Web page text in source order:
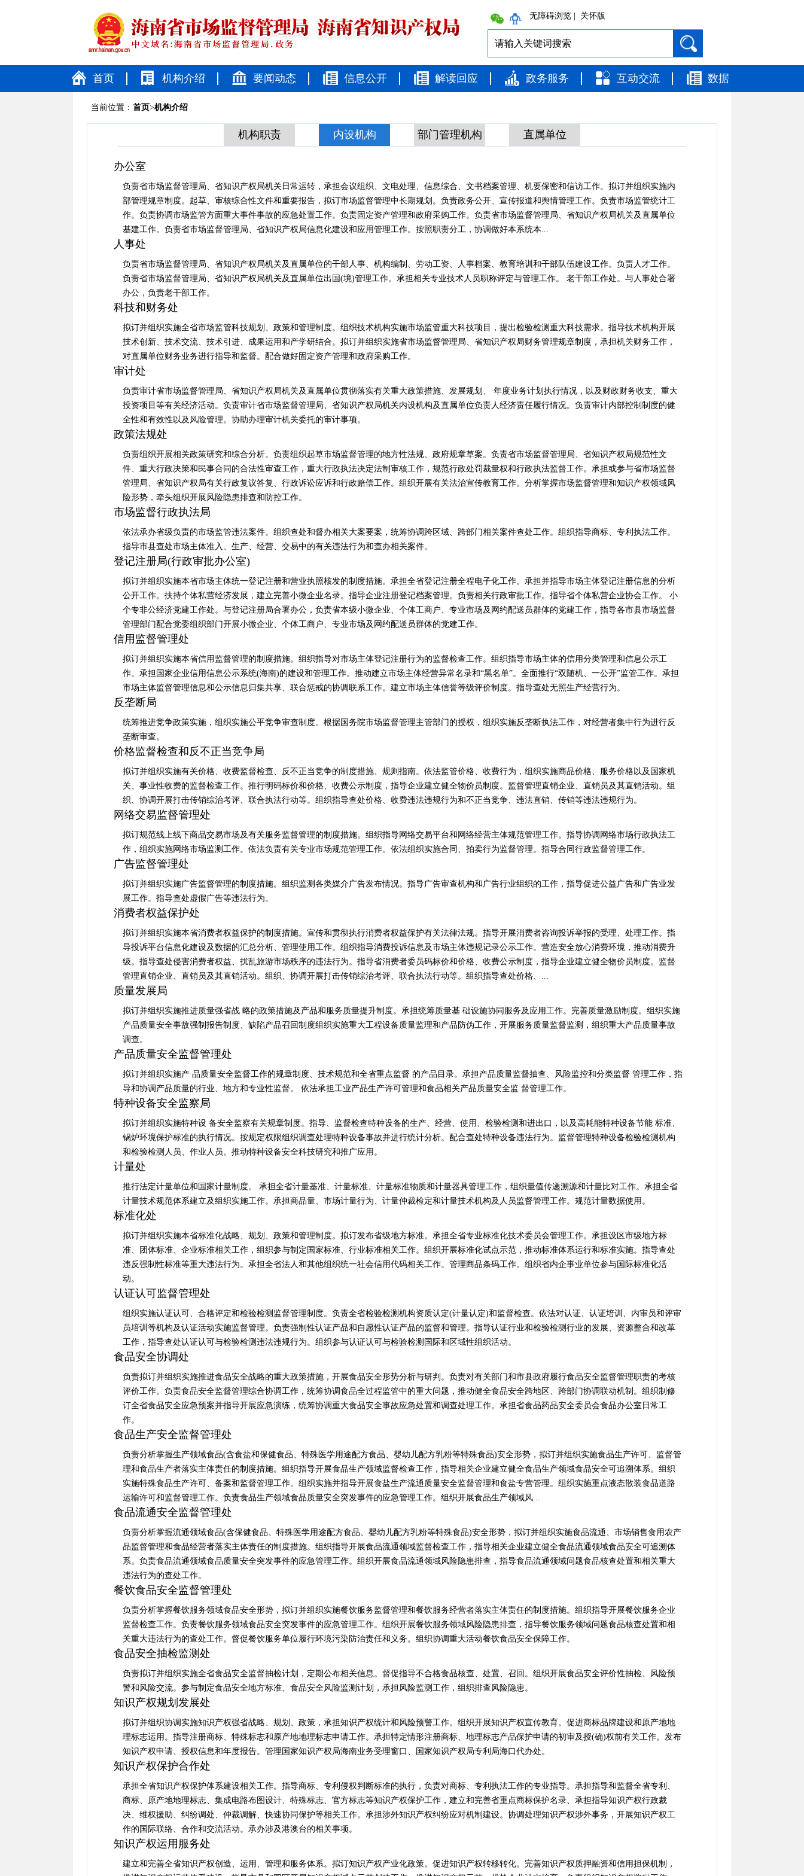
无障碍浏览 | 关怀版
首页 机构介绍 要闻动态 信息公开 解读回应 政务服务 互动交流 数据
当前位置： 首页>机构介绍
机构职责 内设机构 部门管理机构 直属单位
办公室
负责省市场监督管理局、省知识产权局机关日常运转，承担会议组织、文电处理、信息综合、文书档案管理、机要保密和信访工作。拟订并组织实施内
部管理规章制度。起草、审核综合性文件和重要报告，拟订市场监督管理中长期规划。负责政务公开、宣传报道和舆情管理工作。负责市场监管统计工
作。负责协调市场监管方面重大事件事故的应急处置工作。负责固定资产管理和政府采购工作。负责省市场监督管理局、省知识产权局机关及直属单位
基建工作。负责省市场监督管理局、省知识产权局信息化建设和应用管理工作。按照职责分工，协调做好本系统本...
人事处
负责省市场监督管理局、省知识产权局机关及直属单位的干部人事、机构编制、劳动工资、人事档案、教育培训和干部队伍建设工作。负责人才工作。
负责省市场监督管理局、省知识产权局机关及直属单位出国(境)管理工作。承担相关专业技术人员职称评定与管理工作。 老干部工作处。与人事处合署
办公，负责老干部工作。
科技和财务处
拟订并组织实施全省市场监管科技规划、政策和管理制度。组织技术机构实施市场监管重大科技项目，提出检验检测重大科技需求。指导技术机构开展
技术创新、技术交流、技术引进、成果运用和产学研结合。拟订并组织实施省市场监督管理局、省知识产权局财务管理规章制度，承担机关财务工作，
对直属单位财务业务进行指导和监督。配合做好固定资产管理和政府采购工作。
审计处
负责审计省市场监督管理局、省知识产权局机关及直属单位贯彻落实有关重大政策措施、发展规划、 年度业务计划执行情况，以及财政财务收支、重大
投资项目等有关经济活动。负责审计省市场监督管理局、省知识产权局机关内设机构及直属单位负责人经济责任履行情况。负责审计内部控制制度的健
全性和有效性以及风险管理。协助办理审计机关委托的审计事项。
政策法规处
负责组织开展相关政策研究和综合分析。负责组织起草市场监督管理的地方性法规、政府规章草案。负责省市场监督管理局、省知识产权局规范性文
件、重大行政决策和民事合同的合法性审查工作，重大行政执法决定法制审核工作，规范行政处罚裁量权和行政执法监督工作。承担或参与省市场监督
管理局、省知识产权局有关行政复议答复、行政诉讼应诉和行政赔偿工作。组织开展有关法治宣传教育工作。分析掌握市场监督管理和知识产权领域风
险形势，牵头组织开展风险隐患排查和防控工作。
市场监督行政执法局
依法承办省级负责的市场监管违法案件。组织查处和督办相关大案要案，统筹协调跨区域、跨部门相关案件查处工作。组织指导商标、专利执法工作。
指导市县查处市场主体准入、生产、经营、交易中的有关违法行为和查办相关案件。
登记注册局(行政审批办公室)
拟订并组织实施本省市场主体统一登记注册和营业执照核发的制度措施。承担全省登记注册全程电子化工作。承担并指导市场主体登记注册信息的分析
公开工作。扶持个体私营经济发展，建立完善小微企业名录。指导企业注册登记档案管理。负责相关行政审批工作。指导省个体私营企业协会工作。 小
个专非公经济党建工作处。与登记注册局合署办公，负责省本级小微企业、个体工商户、专业市场及网约配送员群体的党建工作，指导各市县市场监督
管理部门配合党委组织部门开展小微企业、个体工商户、专业市场及网约配送员群体的党建工作。
信用监督管理处
拟订并组织实施本省信用监督管理的制度措施。组织指导对市场主体登记注册行为的监督检查工作。组织指导市场主体的信用分类管理和信息公示工
作。承担国家企业信用信息公示系统(海南)的建设和管理工作。推动建立市场主体经营异常名录和“黑名单”。全面推行“双随机、一公开”监管工作。承担
市场主体监督管理信息和公示信息归集共享、联合惩戒的协调联系工作。建立市场主体信誉等级评价制度。指导查处无照生产经营行为。
反垄断局
统筹推进竞争政策实施，组织实施公平竞争审查制度。根据国务院市场监督管理主管部门的授权，组织实施反垄断执法工作，对经营者集中行为进行反
垄断审查。
价格监督检查和反不正当竞争局
拟订并组织实施有关价格、收费监督检查、反不正当竞争的制度措施、规则指南。依法监管价格、收费行为，组织实施商品价格、服务价格以及国家机
关、事业性收费的监督检查工作。推行明码标价和价格、收费公示制度，指导企业建立健全物价员制度。监督管理直销企业、直销员及其直销活动。组
织、协调开展打击传销综治考评、联合执法行动等。组织指导查处价格、收费违法违规行为和不正当竞争、违法直销、传销等违法违规行为。
网络交易监督管理处
拟订规范线上线下商品交易市场及有关服务监督管理的制度措施。组织指导网络交易平台和网络经营主体规范管理工作。指导协调网络市场行政执法工
作，组织实施网络市场监测工作。依法负责有关专业市场规范管理工作。依法组织实施合同、拍卖行为监督管理。指导合同行政监督管理工作。
广告监督管理处
拟订并组织实施广告监督管理的制度措施。组织监测各类媒介广告发布情况。指导广告审查机构和广告行业组织的工作，指导促进公益广告和广告业发
展工作。指导查处虚假广告等违法行为。
消费者权益保护处
拟订并组织实施本省消费者权益保护的制度措施。宣传和贯彻执行消费者权益保护有关法律法规。指导开展消费者咨询投诉举报的受理、处理工作。指
导投诉平台信息化建设及数据的汇总分析、管理使用工作。组织指导消费投诉信息及市场主体违规记录公示工作。营造安全放心消费环境，推动消费升
级。指导查处侵害消费者权益、扰乱旅游市场秩序的违法行为。指导省消费者委员码标价和价格、收费公示制度，指导企业建立健全物价员制度。监督
管理直销企业、直销员及其直销活动。组织、协调开展打击传销综治考评、联合执法行动等。组织指导查处价格、...
质量发展局
拟订并组织实施推进质量强省战 略的政策措施及产品和服务质量提升制度。承担统筹质量基 础设施协同服务及应用工作。完善质量激励制度。组织实施
产品质量安全事故强制报告制度、缺陷产品召回制度组织实施重大工程设备质量监理和产品防伪工作，开展服务质量监督监测，组织重大产品质量事故
调查。
产品质量安全监督管理处
拟订并组织实施产 品质量安全监督工作的规章制度、技术规范和全省重点监督 的产品目录。承担产品质量监督抽查、风险监控和分类监督 管理工作，指
导和协调产品质量的行业、地方和专业性监督。 依法承担工业产品生产许可管理和食品相关产品质量安全监 督管理工作。
特种设备安全监察局
拟订并组织实施特种设 备安全监察有关规章制度。指导、监督检查特种设备的生产、经营、使用、检验检测和进出口，以及高耗能特种设备节能 标准、
锅炉环境保护标准的执行情况。按规定权限组织调查处理特种设备事故并进行统计分析。配合查处特种设备违法行为。监督管理特种设备检验检测机构
和检验检测人员、作业人员。推动特种设备安全科技研究和推广应用。
计量处
推行法定计量单位和国家计量制度。 承担全省计量基准、计量标准、计量标准物质和计量器具管理工作，组织量值传递溯源和计量比对工作。承担全省
计量技术规范体系建立及组织实施工作。承担商品量、市场计量行为、计量仲裁检定和计量技术机构及人员监督管理工作。规范计量数据使用。
标准化处
拟订并组织实施本省标准化战略、规划、政策和管理制度。拟订发布省级地方标准。承担全省专业标准化技术委员会管理工作。承担设区市级地方标
准、团体标准、企业标准相关工作，组织参与制定国家标准、行业标准相关工作。组织开展标准化试点示范，推动标准体系运行和标准实施。指导查处
违反强制性标准等重大违法行为。承担全省法人和其他组织统一社会信用代码相关工作。管理商品条码工作。组织省内企事业单位参与国际标准化活
动。
认证认可监督管理处
组织实施认证认可、合格评定和检验检测监督管理制度。负责全省检验检测机构资质认定(计量认定)和监督检查。依法对认证、认证培训、内审员和评审
员培训等机构及认证活动实施监督管理。负责强制性认证产品和自愿性认证产品的监督和管理。指导认证行业和检验检测行业的发展、资源整合和改革
工作，指导查处认证认可与检验检测违法违规行为。组织参与认证认可与检验检测国际和区域性组织活动。
食品安全协调处
负责拟订并组织实施推进食品安全战略的重大政策措施，开展食品安全形势分析与研判。负责对有关部门和市县政府履行食品安全监督管理职责的考核
评价工作。负责食品安全监督管理综合协调工作，统筹协调食品全过程监管中的重大问题，推动健全食品安全跨地区、跨部门协调联动机制。组织制修
订全省食品安全应急预案并指导开展应急演练，统筹协调重大食品安全事故应急处置和调查处理工作。承担省食品药品安全委员会食品办公室日常工
作。
食品生产安全监督管理处
负责分析掌握生产领域食品(含食盐和保健食品、特殊医学用途配方食品、婴幼儿配方乳粉等特殊食品)安全形势，拟订并组织实施食品生产许可、监督管
理和食品生产者落实主体责任的制度措施。组织指导开展食品生产领域监督检查工作，指导相关企业建立健全食品生产领域食品安全可追溯体系。组织
实施特殊食品生产许可、备案和监督管理工作。组织实施并指导开展食盐生产流通质量安全监督管理和食盐专营管理。组织实施重点液态散装食品道路
运输许可和监督管理工作。负责食品生产领域食品质量安全突发事件的应急管理工作。组织开展食品生产领域风...
食品流通安全监督管理处
负责分析掌握流通领域食品(含保健食品、特殊医学用途配方食品、婴幼儿配方乳粉等特殊食品)安全形势，拟订并组织实施食品流通、市场销售食用农产
品监督管理和食品经营者落实主体责任的制度措施。组织指导开展食品流通领域监督检查工作，指导相关企业建立健全食品流通领域食品安全可追溯体
系。负责食品流通领域食品质量安全突发事件的应急管理工作。组织开展食品流通领域风险隐患排查，指导食品流通领域问题食品核查处置和相关重大
违法行为的查处工作。
餐饮食品安全监督管理处
负责分析掌握餐饮服务领域食品安全形势，拟订并组织实施餐饮服务监督管理和餐饮服务经营者落实主体责任的制度措施。组织指导开展餐饮服务企业
监督检查工作。负责餐饮服务领域食品安全突发事件的应急管理工作。组织开展餐饮服务领域风险隐患排查，指导餐饮服务领域问题食品核查处置和相
关重大违法行为的查处工作。督促餐饮服务单位履行环境污染防治责任和义务。组织协调重大活动餐饮食品安全保障工作。
食品安全抽检监测处
负责拟订并组织实施全省食品安全监督抽检计划，定期公布相关信息。督促指导不合格食品核查、处置、召回。组织开展食品安全评价性抽检、风险预
警和风险交流。参与制定食品安全地方标准、食品安全风险监测计划，承担风险监测工作，组织排查风险隐患。
知识产权规划发展处
拟订并组织协调实施知识产权强省战略、规划、政策，承担知识产权统计和风险预警工作。组织开展知识产权宣传教育。促进商标品牌建设和原产地地
理标志运用。指导注册商标、特殊标志和原产地地理标志申请工作。承担特定情形注册商标、地理标志产品保护申请的初审及授(确)权前有关工作。发布
知识产权申请、授权信息和年度报告。管理国家知识产权局海南业务受理窗口、国家知识产权局专利局海口代办处。
知识产权保护合作处
承担全省知识产权保护体系建设相关工作。指导商标、专利侵权判断标准的执行，负责对商标、专利执法工作的专业指导。承担指导和监督全省专利、
商标、原产地地理标志、集成电路布图设计、特殊标志、官方标志等知识产权保护工作，建立和完善省重点商标保护名录、承担指导知识产权行政裁
决、维权援助、纠纷调处、仲裁调解、快速协同保护等相关工作。承担涉外知识产权纠纷应对机制建设。协调处理知识产权涉外事务，开展知识产权工
作的国际联络、合作和交流活动。承办涉及港澳台的相关事项。
知识产权运用服务处
建立和完善全省知识产权创造、运用、管理和服务体系。拟订知识产权产业化政策。促进知识产权转移转化。完善知识产权质押融资和信用担保机制，